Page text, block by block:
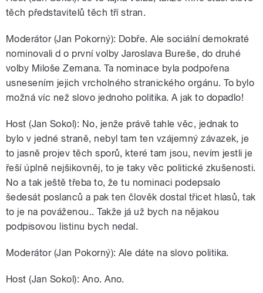
těch představitelů těch tří stran.
Moderátor (Jan Pokorný): Dobře. Ale sociální demokraté
nominovali d o první volby Jaroslava Bureše, do druhé
volby Miloše Zemana. Ta nominace byla podpořena
usnesením jejich vrcholného stranického orgánu. To bylo
možná víc než slovo jednoho politika. A jak to dopadlo!
Host (Jan Sokol): No, jenže právě tahle věc, jednak to
bylo v jedné straně, nebyl tam ten vzájemný závazek, je
to jasně projev těch sporů, které tam jsou, nevím jestli je
řeší úplně nejšikovněj, to je taky věc politické zkušenosti.
No a tak ještě třeba to, že tu nominaci podepsalo
šedesát poslanců a pak ten člověk dostal třicet hlasů, tak
to je na pováženou.. Takže já už bych na nějakou
podpisovou listinu bych nedal.
Moderátor (Jan Pokorný): Ale dáte na slovo politika.
Host (Jan Sokol): Ano. Ano.